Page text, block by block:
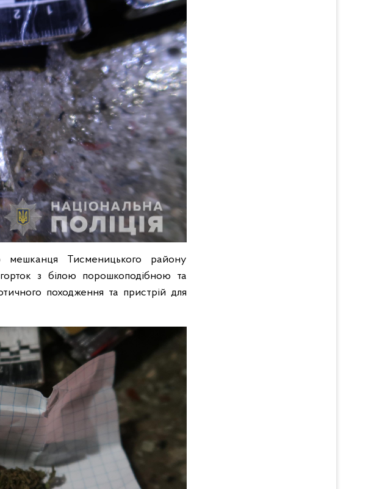
мешканця Тисменицького району
з білою порошкоподібною та
походження та пристрій для